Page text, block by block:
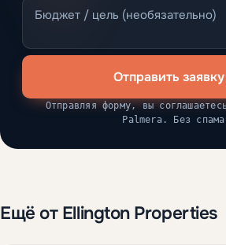
Отправить
Отправляя форму, вы
Palmera. Без
Ещё от Ellington Properties